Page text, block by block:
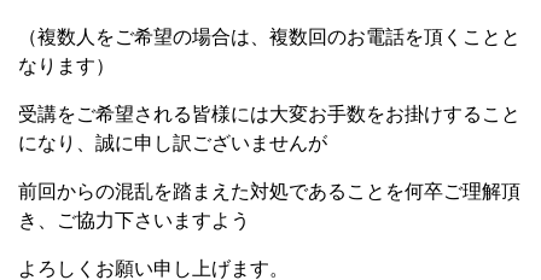
（複数人をご希望の場合は、複数回のお電話を頂くことと
なります）
受講をご希望される皆様には大変お手数をお掛けすること
になり、誠に申し訳ございませんが
前回からの混乱を踏まえた対処であることを何卒ご理解頂
き、ご協力下さいますよう
よろしくお願い申し上げます。